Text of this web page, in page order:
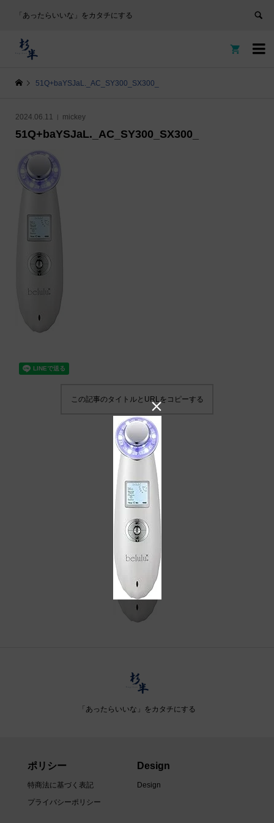
「あったらいいな」をカタチにする


51Q+baYSJaL._AC_SY300_SX300_
2024.06.11 mickey
51Q+baYSJaL._AC_SY300_SX300_
この記事のタイトルとURLをコピーする
「あったらいいな」をカタチにする
ポリシー
特商法に基づく表記
プライバシーポリシー
Design
Design
